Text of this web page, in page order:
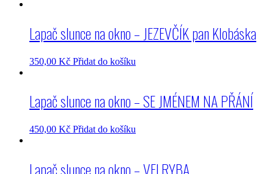
Lapač slunce na okno – JEZEVČÍK pan Klobáska
350,00 Kč Přidat do košíku
Lapač slunce na okno – SE JMÉNEM NA PŘÁNÍ
450,00 Kč Přidat do košíku
Lapač slunce na okno – VELRYBA